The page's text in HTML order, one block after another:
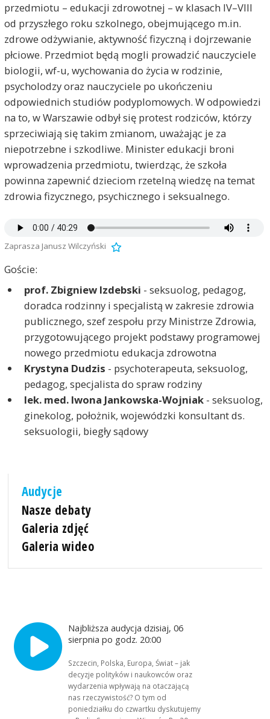
przedmiotu – edukacji zdrowotnej – w klasach IV–VIII
od przyszłego roku szkolnego, obejmującego m.in.
zdrowe odżywianie, aktywność fizyczną i dojrzewanie
płciowe. Przedmiot będą mogli prowadzić nauczyciele
biologii, wf-u, wychowania do życia w rodzinie,
psycholodzy oraz nauczyciele po ukończeniu
odpowiednich studiów podyplomowych. W odpowiedzi
na to, w Warszawie odbył się protest rodziców, którzy
sprzeciwiają się takim zmianom, uważając je za
niepotrzebne i szkodliwe. Minister edukacji broni
wprowadzenia przedmiotu, twierdząc, że szkoła
powinna zapewnić dzieciom rzetelną wiedzę na temat
zdrowia fizycznego, psychicznego i seksualnego.
Zaprasza Janusz Wilczyński
Goście:
prof. Zbigniew Izdebski - seksuolog, pedagog,
doradca rodzinny i specjalistą w zakresie zdrowia
publicznego, szef zespołu przy Ministrze Zdrowia,
przygotowującego projekt podstawy programowej
nowego przedmiotu edukacja zdrowotna
Krystyna Dudzis - psychoterapeuta, seksuolog,
pedagog, specjalista do spraw rodziny
lek. med. Iwona Jankowska-Wojniak- seksuolog,
ginekolog, położnik, wojewódzki konsultant ds.
seksuologii, biegły sądowy
Audycje
Nasze debaty
Galeria zdjęć
Galeria wideo
Najbliższa audycja dzisiaj, 06
sierpnia po godz. 20:00
Szczecin, Polska, Europa, Świat – jak
decyzje polityków i naukowców oraz
wydarzenia wpływają na otaczającą
nas rzeczywistość? O tym od
poniedziałku do czwartku dyskutujemy